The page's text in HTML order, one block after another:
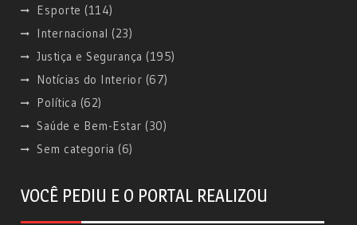
Esporte (114)
Internacional (23)
Justiça e Segurança (195)
Notícias do Interior (67)
Política (62)
Saúde e Bem-Estar (30)
Sem categoria (6)
VOCÊ PEDIU E O PORTAL REALIZOU